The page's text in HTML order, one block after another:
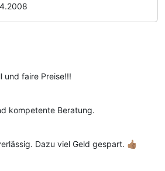
und faire Preise!!!
kompetente Beratung.
Dazu viel Geld gespart. 👍🏽